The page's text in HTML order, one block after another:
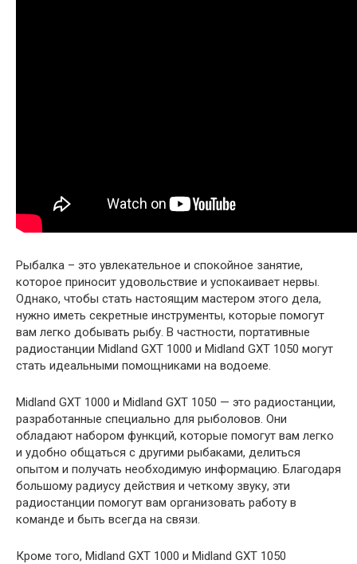
Рыбалка – это увлекательное и спокойное занятие,
которое приносит удовольствие и успокаивает нервы.
Однако, чтобы стать настоящим мастером этого дела,
нужно иметь секретные инструменты, которые помогут
вам легко добывать рыбу. В частности, портативные
радиостанции Midland GXT 1000 и Midland GXT 1050 могут
стать идеальными помощниками на водоеме.
Midland GXT 1000 и Midland GXT 1050 — это радиостанции,
разработанные специально для рыболовов. Они
обладают набором функций, которые помогут вам легко
и удобно общаться с другими рыбаками, делиться
опытом и получать необходимую информацию. Благодаря
большому радиусу действия и четкому звуку, эти
радиостанции помогут вам организовать работу в
команде и быть всегда на связи.
Кроме того, Midland GXT 1000 и Midland GXT 1050